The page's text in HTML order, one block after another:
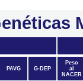
PAVG G-DEP
Peso
al
NACER